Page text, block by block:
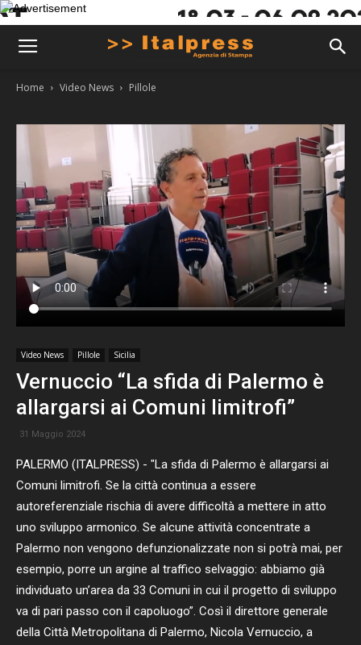
Home Video News Pillole
Video News Pillole Sicilia
Vernuccio “La sfida di Palermo è
allargarsi ai Comuni limitrofi”
31 Maggio 2024
PALERMO (ITALPRESS) - "La sfida di Palermo è allargarsi ai
Comuni limitrofi. Se la città continua a essere
autoreferenziale rischia di avere difficoltà a mettere in atto
uno sviluppo armonico. Se alcune attività concentrate a
Palermo non vengono defunzionalizzate non si potrà mai, per
esempio, porre un argine al traffico selvaggio: abbiamo già
individuato un’area da 33 Comuni in cui il progetto di sviluppo
va di pari passo con il capoluogo”. Così il direttore generale
della Città Metropolitana di Palermo, Nicola Vernuccio, a